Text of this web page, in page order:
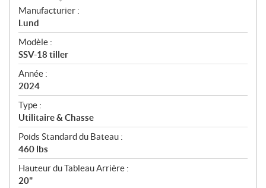
S
p
é
c
i
f
i
c
a
t
i
o
n
s
Manufacturier :
Lund
Modèle :
SSV-18 tiller
Année :
2024
Type :
Utilitaire & Chasse
Poids Standard du Bateau :
460 lbs
Hauteur du Tableau Arrière :
20"